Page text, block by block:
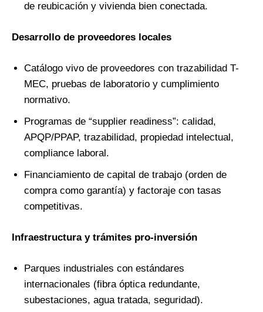
de reubicación y vivienda bien conectada.
Desarrollo de proveedores locales
Catálogo vivo de proveedores con trazabilidad T-
MEC, pruebas de laboratorio y cumplimiento
normativo.
Programas de “supplier readiness”: calidad,
APQP/PPAP, trazabilidad, propiedad intelectual,
compliance laboral.
Financiamiento de capital de trabajo (orden de
compra como garantía) y factoraje con tasas
competitivas.
Infraestructura y trámites pro-inversión
Parques industriales con estándares
internacionales (fibra óptica redundante,
subestaciones, agua tratada, seguridad).